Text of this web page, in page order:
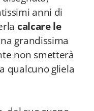
anni di
calcare le
grandissima
non smetterà
qualcuno gliela